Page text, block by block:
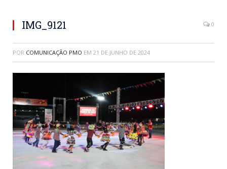
IMG_9121 0
POR COMUNICAÇÃO PMO EM 21 DE JUNHO DE 2024